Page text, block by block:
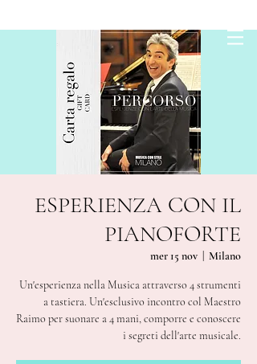
ESPERIENZA CON IL
PIANOFORTE
mer 15 nov Milano
Un'esperienza nella Musica attraverso 4 strumenti
a tastiera. Un'esclusivo incontro col Maestro
Raimo per suonare a 4 mani, comporre e conoscere
i segreti dell'arte musicale.